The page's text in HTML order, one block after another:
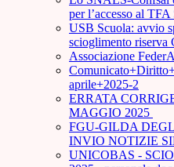
per l’accesso al
USB Scuola: avvio
scioglimento riserva
Associazione
aprile+2025-2
ERRATA
MAGGIO 2025
FGU-GILDA
INVIO NOTIZIE
UNICOBAS -